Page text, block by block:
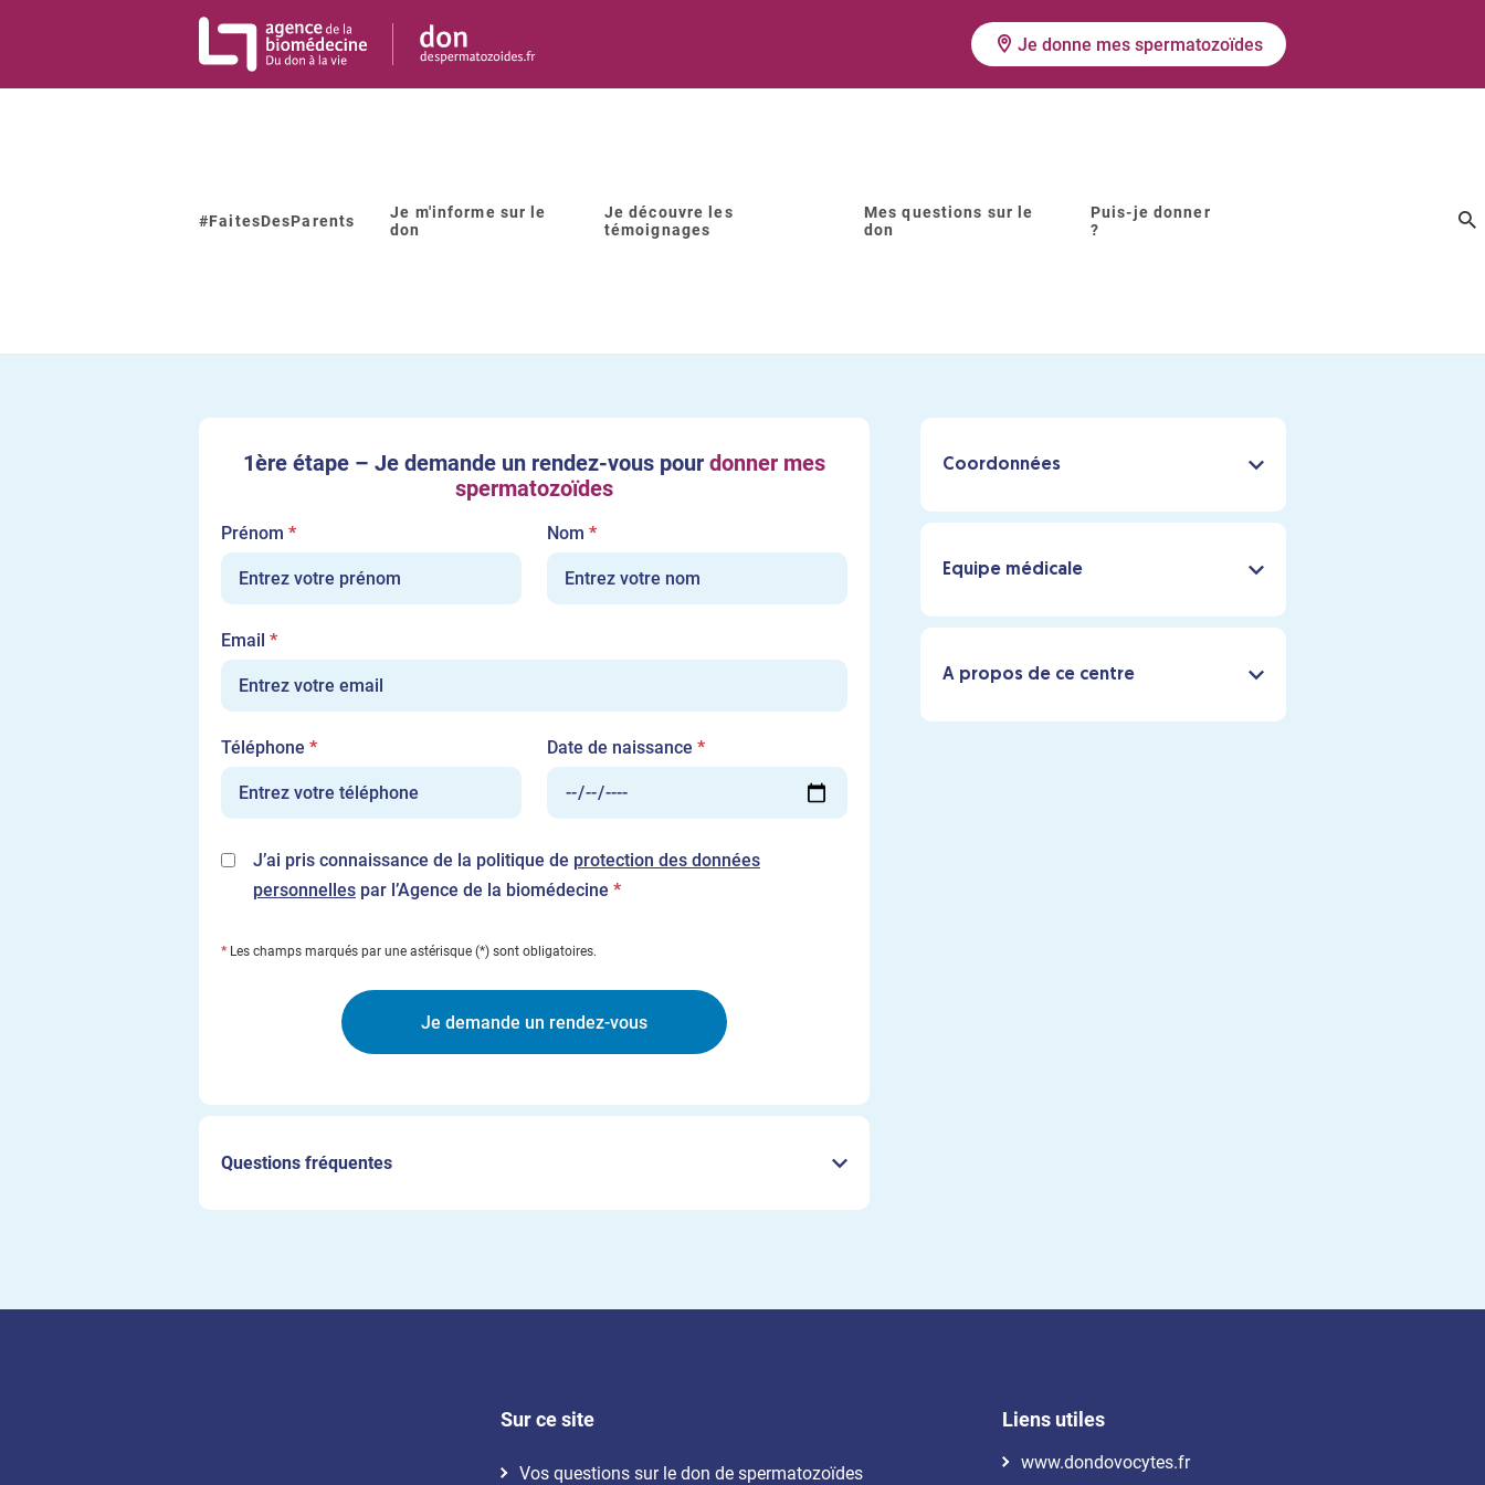
Je donne mes spermatozoïdes
#FaitesDesParents
Je m'informe sur le
don
Je découvre les
témoignages
Mes questions sur le
don
Puis-je donner
?
Retour à la liste
1ère étape – Je demande un rendez-vous pour donner mes
spermatozoïdes
Prénom *Champ
requis
Nom *Champ
requis
Email *Champ
requis
Téléphone *Champ
requis
Date de naissance *Champ
requis
J’ai pris connaissance de la politique de protection des données
personnelles par l’Agence de la biomédecine *Champ
*Les champs marqués par une astérisque (*) sont obligatoires.
Questions fréquentes
Coordonnées
Equipe médicale
A propos de ce centre
Sur ce site
Vos questions sur le don de spermatozoïdes
Liens utiles
www.dondovocytes.fr